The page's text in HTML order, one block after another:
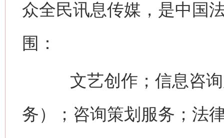
众全民讯息传媒，是中国
围：
文艺创作；信息咨询
务）；咨询策划服务；法